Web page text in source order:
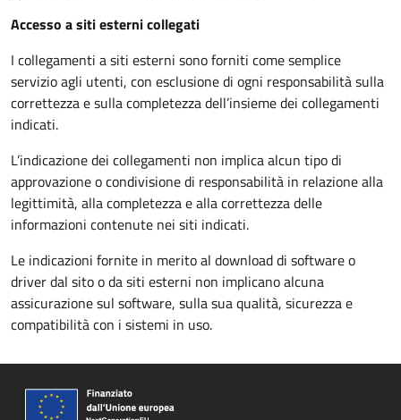
Accesso a siti esterni collegati
I collegamenti a siti esterni sono forniti come semplice
servizio agli utenti, con esclusione di ogni responsabilità sulla
correttezza e sulla completezza dell’insieme dei collegamenti
indicati.
L’indicazione dei collegamenti non implica alcun tipo di
approvazione o condivisione di responsabilità in relazione alla
legittimità, alla completezza e alla correttezza delle
informazioni contenute nei siti indicati.
Le indicazioni fornite in merito al download di software o
driver dal sito o da siti esterni non implicano alcuna
assicurazione sul software, sulla sua qualità, sicurezza e
compatibilità con i sistemi in uso.